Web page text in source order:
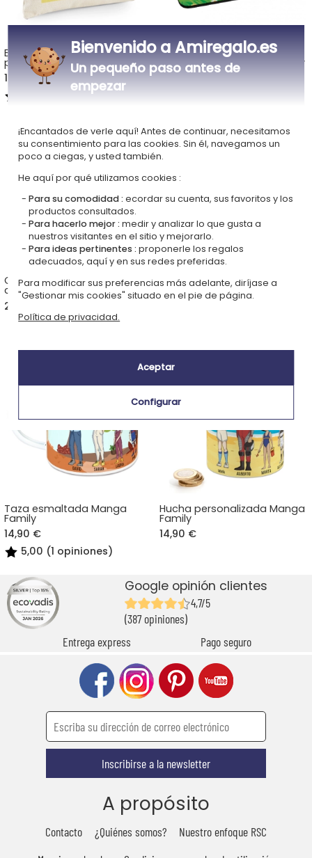
Estuche multiusos
personalizado Manga Family
17,90 €
4,00 (1 opiniones)
Alfombrilla de ratón
personalizada Manga Family
Caja de té Manga Family | 12
compartimentos
26,90 €
Póster enmarcado Manga
Family
Taza esmaltada Manga
Family
14,90 €
5,00 (1 opiniones)
Hucha personalizada Manga
Family
14,90 €
Google opinión clientes
4,7/5
(387 opiniones)
Entrega express
Pago seguro
Inscribirse a la newsletter
A propósito
Contacto ¿Quiénes somos?
Nuestro enfoque RSC
Bienvenido a Amiregalo.es
Un pequeño paso antes de
empezar
¡Encantados de verle aquí! Antes de continuar, necesitamos
su consentimiento para las cookies. Sin él, navegamos un
poco a ciegas, y usted también.
He aquí por qué utilizamos cookies :
Para su comodidad : ecordar su cuenta, sus favoritos y los
productos consultados.
Para hacerlo mejor : medir y analizar lo que gusta a
nuestros visitantes en el sitio y mejorarlo.
Para ideas pertinentes : proponerle los regalos
adecuados, aquí y en sus redes preferidas.
Para modificar sus preferencias más adelante, diríjase a
"Gestionar mis cookies" situado en el pie de página.
Política de privacidad.
Aceptar
Configurar